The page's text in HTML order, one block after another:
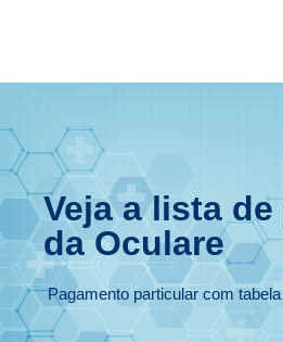
Veja a lista
da Oculare
Pagamento particular com